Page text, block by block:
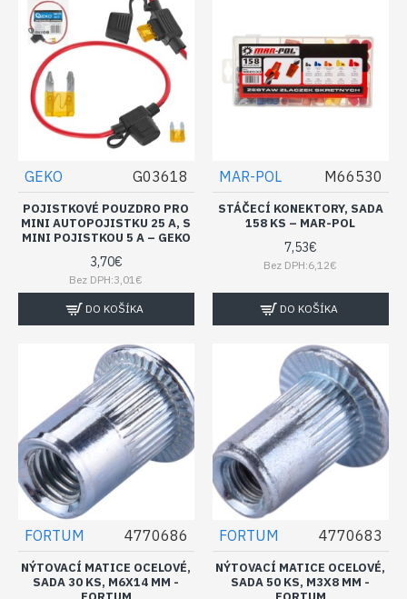
GEKO G03618
POJISTKOVÉ POUZDRO PRO
MINI AUTOPOJISTKU 25 A, S
MINI POJISTKOU 5 A – GEKO
3,70€
Bez DPH:3,01€
DO KOŠÍKA
MAR-POL M66530
STÁČECÍ KONEKTORY, SADA
158 KS – MAR-POL
7,53€
Bez DPH:6,12€
DO KOŠÍKA
FORTUM 4770686
NÝTOVACÍ MATICE OCELOVÉ,
SADA 30 KS, M6X14 MM -
FORTUM 4770683
NÝTOVACÍ MATICE OCELOVÉ,
SADA 50 KS, M3X8 MM -